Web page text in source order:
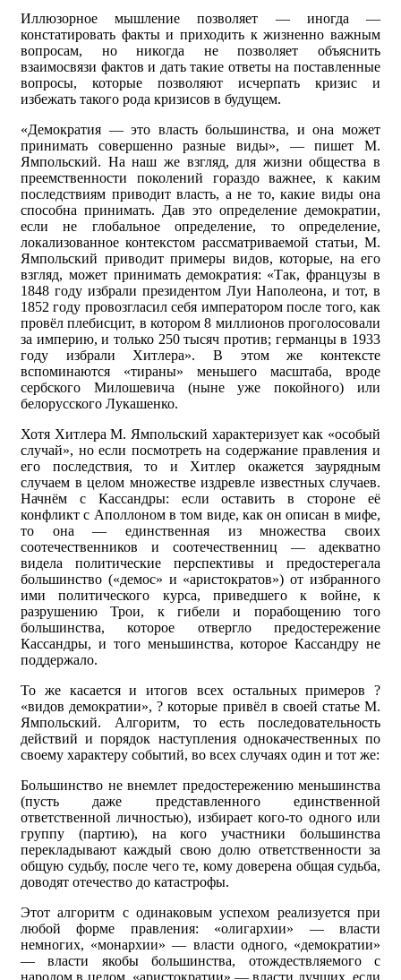
Иллюзорное мышление позволяет — иногда —
констатировать факты и приходить к жизненно важным
вопросам, но никогда не позволяет объяснить
взаимосвязи фактов и дать такие ответы на поставленные
вопросы, которые позволяют исчерпать кризис и
избежать такого рода кризисов в будущем.
«Демократия — это власть большинства, и она может
принимать совершенно разные виды», — пишет М.
Ямпольский. На наш же взгляд, для жизни общества в
преемственности поколений гораздо важнее, к каким
последствиям приводит власть, а не то, какие виды она
способна принимать. Дав это определение демократии,
если не глобальное определение, то определение,
локализованное контекстом рассматриваемой статьи, М.
Ямпольский приводит примеры видов, которые, на его
взгляд, может принимать демократия: «Так, французы в
1848 году избрали президентом Луи Наполеона, и тот, в
1852 году провозгласил себя императором после того, как
провёл плебисцит, в котором 8 миллионов проголосовали
за империю, и только 250 тысяч против; германцы в 1933
году избрали Хитлера». В этом же контексте
вспоминаются «тираны» меньшего масштаба, вроде
сербского Милошевича (ныне уже покойного) или
белорусского Лукашенко.
Хотя Хитлера М. Ямпольский характеризует как «особый
случай», но если посмотреть на содержание правления и
его последствия, то и Хитлер окажется заурядным
случаем в целом множестве издревле известных случаев.
Начнём с Кассандры: если оставить в стороне её
конфликт с Аполлоном в том виде, как он описан в мифе,
то она — единственная из множества своих
соотечественников и соотечественниц — адекватно
видела политические перспективы и предостерегала
большинство («демос» и «аристократов») от избранного
ими политического курса, приведшего к войне, к
разрушению Трои, к гибели и порабощению того
большинства, которое отвергло предостережение
Кассандры, и того меньшинства, которое Кассандру не
поддержало.
То же касается и итогов всех остальных примеров ?
«видов демократии», ? которые привёл в своей статье М.
Ямпольский. Алгоритм, то есть последовательность
действий и порядок наступления однокачественных по
своему характеру событий, во всех случаях один и тот же:
Большинство не внемлет предостережению меньшинства
(пусть даже представленного единственной
ответственной личностью), избирает кого-то одного или
группу (партию), на кого участники большинства
перекладывают каждый свою долю ответственности за
общую судьбу, после чего те, кому доверена общая судьба,
доводят отечество до катастрофы.
Этот алгоритм с одинаковым успехом реализуется при
любой форме правления: «олигархии» — власти
немногих, «монархии» — власти одного, «демократии»
— власти якобы большинства, отождествляемого с
народом в целом, «аристократии» — власти лучших, если